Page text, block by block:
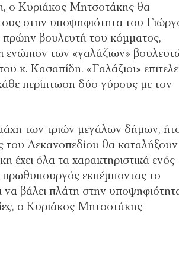
ο Κυριάκος Μητσοτάκης θα
στην υποψηφιότητα του
πρώην βουλευτή του κόμματος,
ενώπιον των «γαλάζιων»
κ. Κασαπίδη. «Γαλάζιοι»
περίπτωση δύο γύρους με τον
των τριών μεγάλων δήμων,
του Λεκανοπεδίου θα καταλήξουν
έχει όλα τα χαρακτηριστικά ενός
πρωθυπουργός εκπέμποντας το
να βάλει πλάτη στην
ο Κυριάκος Μητσοτάκης